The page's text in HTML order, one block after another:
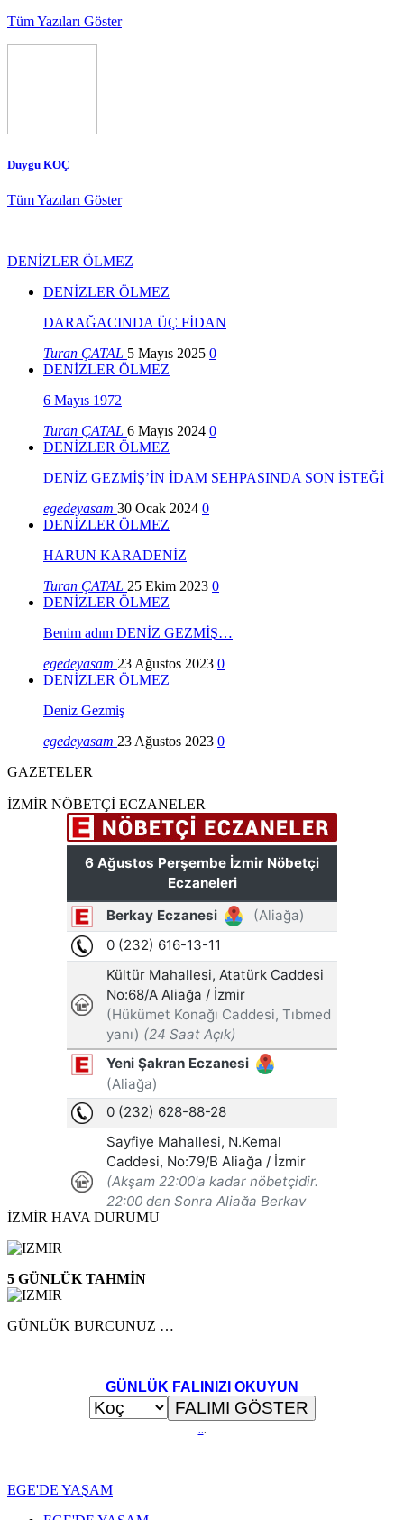
Tüm Yazıları Göster
Duygu KOÇ
Tüm Yazıları Göster
DENİZLER ÖLMEZ
DENİZLER ÖLMEZ
DARAĞACINDA ÜÇ FİDAN
Turan ÇATAL 5 Mayıs 2025 0
DENİZLER ÖLMEZ
6 Mayıs 1972
Turan ÇATAL 6 Mayıs 2024 0
DENİZLER ÖLMEZ
DENİZ GEZMİŞ’İN İDAM SEHPASINDA SON İSTEĞİ
egedeyasam 30 Ocak 2024 0
DENİZLER ÖLMEZ
HARUN KARADENİZ
Turan ÇATAL 25 Ekim 2023 0
DENİZLER ÖLMEZ
Benim adım DENİZ GEZMİŞ…
egedeyasam 23 Ağustos 2023 0
DENİZLER ÖLMEZ
Deniz Gezmiş
egedeyasam 23 Ağustos 2023 0
GAZETELER
İZMİR NÖBETÇİ ECZANELER
İZMİR HAVA DURUMU
5 GÜNLÜK TAHMİN
GÜNLÜK BURCUNUZ …
GÜNLÜK FALINIZI OKUYUN
...
EGE'DE YAŞAM